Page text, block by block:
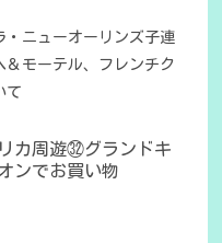
・ニューオーリンズ子連
モーテル、フレンチク
て
カ周遊㉜グランドキ
ンでお買い物